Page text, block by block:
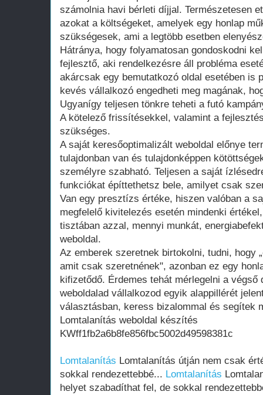
számolnia havi bérleti díjjal. Természetesen
azokat a költségeket, amelyek egy honlap
szükségesek, ami a legtöbb esetben
Hátránya, hogy folyamatosan gondoskodni
fejlesztő, aki rendelkezésre áll probléma
akárcsak egy bemutatkozó oldal esetében is
kevés vállalkozó engedheti meg magának,
Ugyanígy teljesen tönkre teheti a futó
A kötelező frissítésekkel, valamint a
szükséges.
A saját keresőoptimalizált weboldal előnye
tulajdonban van és tulajdonképpen
személyre szabható. Teljesen a saját
funkciókat építtethetsz bele, amilyet csak
Van egy presztízs értéke, hiszen valóban a
megfelelő kivitelezés esetén mindenki
tisztában azzal, mennyi munkát,
weboldal.
Az emberek szeretnek birtokolni, tudni, hogy
amit csak szeretnének", azonban ez egy
kifizetődő. Érdemes tehát mérlegelni a végső
weboldalad vállalkozod egyik alappillérét
választásban, keress bizalommal és segítek
Lomtalanítás weboldal készítés
KWff1fb2a6b8fe856fbc5002d49598381c
Lomtalanítás Lomtalanítás útján nem csak
sokkal rendezettebbé... Lomtalanítás
helyet szabadíthat fel, de sokkal